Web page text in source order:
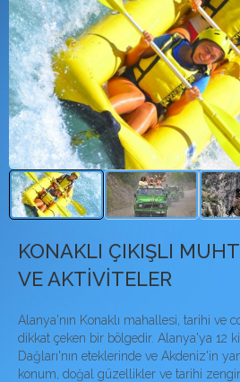
KONAKLI ÇIKIŞLI
VE AKTİVİTELER
Alanya'nın Konaklı mahallesi, tarihi ve
dikkat çeken bir bölgedir. Alanya'ya 12
Dağları'nın eteklerinde ve Akdeniz'in
konum, doğal güzellikler ve tarihi